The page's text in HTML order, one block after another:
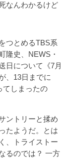
なんわかるけど
つとめるTBS系
隆史、NEWS・
日について《7月
、13日までに
てしまったの
ントリーと揉め
たようだ。とは
、トライストー
るのでは？ 一方